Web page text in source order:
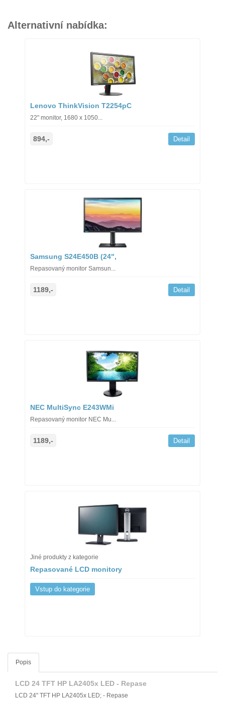
Alternativní nabídka:
Lenovo ThinkVision T2254pC
22" monitor, 1680 x 1050...
894,- Detail
Samsung S24E450B (24",
Repasovaný monitor Samsun...
1189,- Detail
NEC MultiSync E243WMi
Repasovaný monitor NEC Mu...
1189,- Detail
Jiné produkty z kategorie
Repasované LCD monitory
Vstup do kategorie
Popis
LCD 24 TFT HP LA2405x LED - Repase
LCD 24" TFT HP LA2405x LED; - Repase